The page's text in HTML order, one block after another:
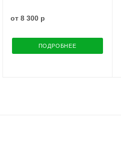
от 8 300 р
ПОДРОБНЕЕ